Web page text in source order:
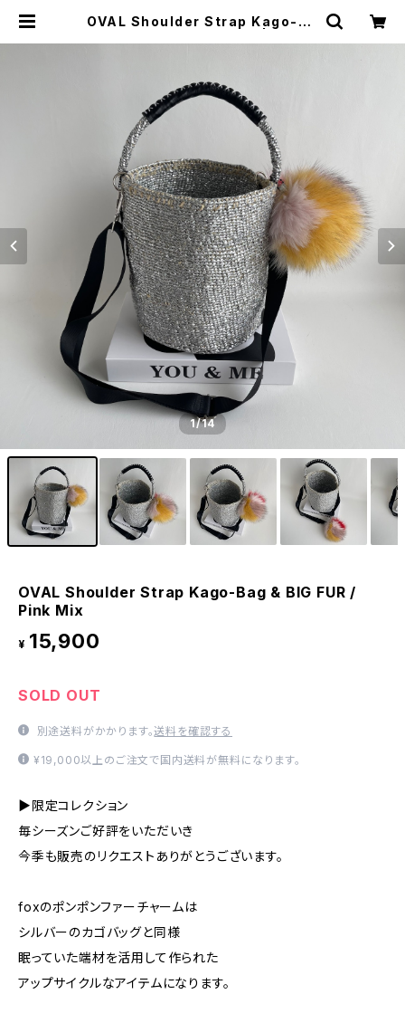
OVAL Shoulder Strap Kago-Ba
1/14
OVAL Shoulder Strap Kago-Bag & BIG FUR /
Pink Mix
¥ 15,900
SOLD OUT
別途送料がかかります。送料を確認する
¥19,000以上のご注文で国内送料が無料になります。
▶限定コレクション
毎シーズンご好評をいただいき
今季も販売のリクエストありがとうございます。
foxのポンポンファーチャームは
シルバーのカゴバッグと同様
眠っていた端材を活用して作られた
アップサイクルなアイテムになります。